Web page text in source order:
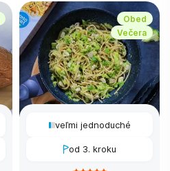
Obed
Večera
veľmi jednoduché
od 3. kroku